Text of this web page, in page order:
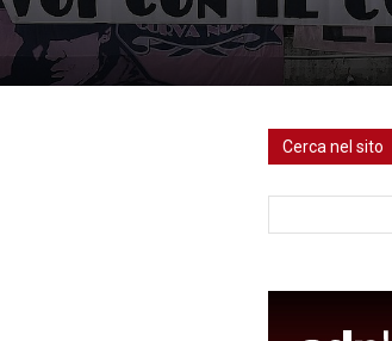
Cerca nel sito